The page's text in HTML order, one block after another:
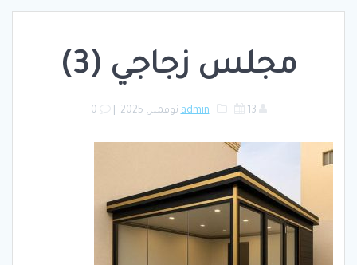
مجلس زجاجي (3)
admin 13 نوفمبر، 2025 0